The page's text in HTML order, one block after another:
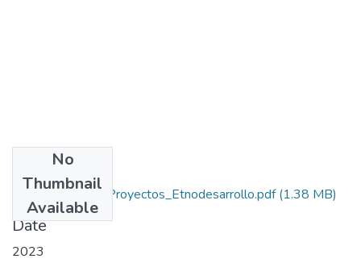
No
Thumbnail
Available
Rep_IUPB_Esp_Proyectos_Etnodesarrollo.pdf(1.38 MB)
Date
2023